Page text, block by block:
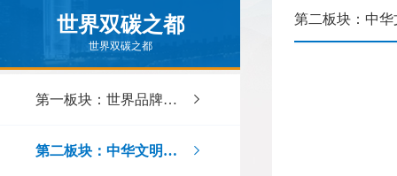
世界双碳之都
世界双碳之都
第一板块：世界品牌之都
第二板块：中华文明之城
第二板块：中华